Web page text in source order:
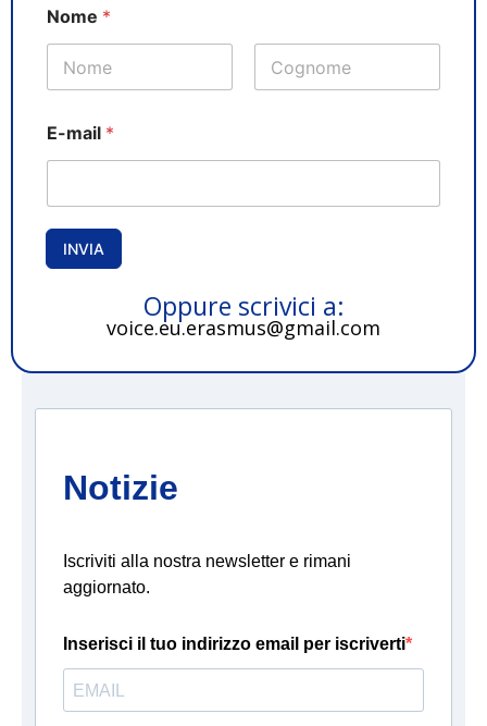
Nome *
*
E-mail *
INVIA
Oppure scrivici a:
voice.eu.erasmus@gmail.com
Notizie
Iscriviti alla nostra newsletter e rimani
aggiornato.
Inserisci il tuo indirizzo email per iscriverti